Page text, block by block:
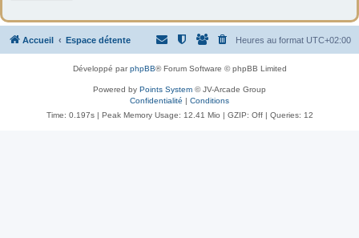
Accueil Espace détente Heures au format UTC+02:00
Développé parphpBB® Forum Software © phpBB Limited
Powered by Points System © JV-Arcade Group
Confidentialité | Conditions
Time: 0.197s| Peak Memory Usage: 12.41 Mio | GZIP: Off | Queries: 12